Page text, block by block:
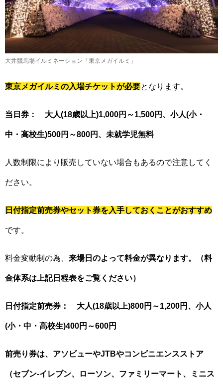
大井競馬場イルミネーション「東京メガイルミ」
東京メガイルミの入場チケットが必要となります。
当日券： 大人(18歳以上)1,000円～1,500円、小人(小・
中・高校生)500円～800円、未就学児無料
人数制限により販売していない場合もあるので注意してく
ださい。
日付指定前売券やセット券を入手しておくことがおすすめ
です。
料金変動制の為、 来場日のよって料金が異なります。（料
金体系は上記日程表をご覧ください）
日付指定前売券： 大人(18歳以上)800円～1,200円、小人
(小・中・高校生)400円～600円
前売り券は、アソビューやJTBやコンビニエンスストア
（セブン-イレブン、ローソン、ファミリーマート、ミニス